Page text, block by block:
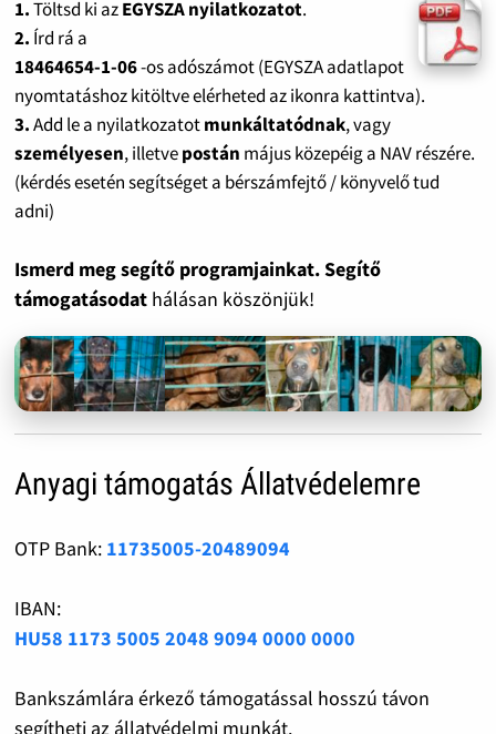
1.Töltsd ki azEGYSZA nyilatkozatot.
2. Írd rá a
18464654-1-06-os adószámot (EGYSZA adatlapot
nyomtatáshoz kitöltve elérheted az ikonra kattintva).
3.Add le a nyilatkozatotmunkáltatódnak, vagy
személyesen, illetvepostán május közepéig a NAV részére.
(kérdés esetén segítséget a bérszámfejtő / könyvelő tud
adni)
Ismerd meg segítő programjainkat. Segítő
támogatásodat hálásan köszönjük!
Anyagi támogatás Állatvédelemre
OTP Bank: 11735005-20489094
IBAN:
HU58 1173 5005 2048 9094 0000 0000
Bankszámlára érkező támogatással hosszú távon
segítheti az állatvédelmi munkát.